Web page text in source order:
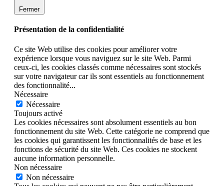
Fermer
Présentation de la confidentialité
Ce site Web utilise des cookies pour améliorer votre
expérience lorsque vous naviguez sur le site Web. Parmi
ceux-ci, les cookies classés comme nécessaires sont stockés
sur votre navigateur car ils sont essentiels au fonctionnement
des fonctionnalité...
Nécessaire
Nécessaire
Toujours activé
Les cookies nécessaires sont absolument essentiels au bon
fonctionnement du site Web. Cette catégorie ne comprend que
les cookies qui garantissent les fonctionnalités de base et les
fonctions de sécurité du site Web. Ces cookies ne stockent
aucune information personnelle.
Non nécessaire
Non nécessaire